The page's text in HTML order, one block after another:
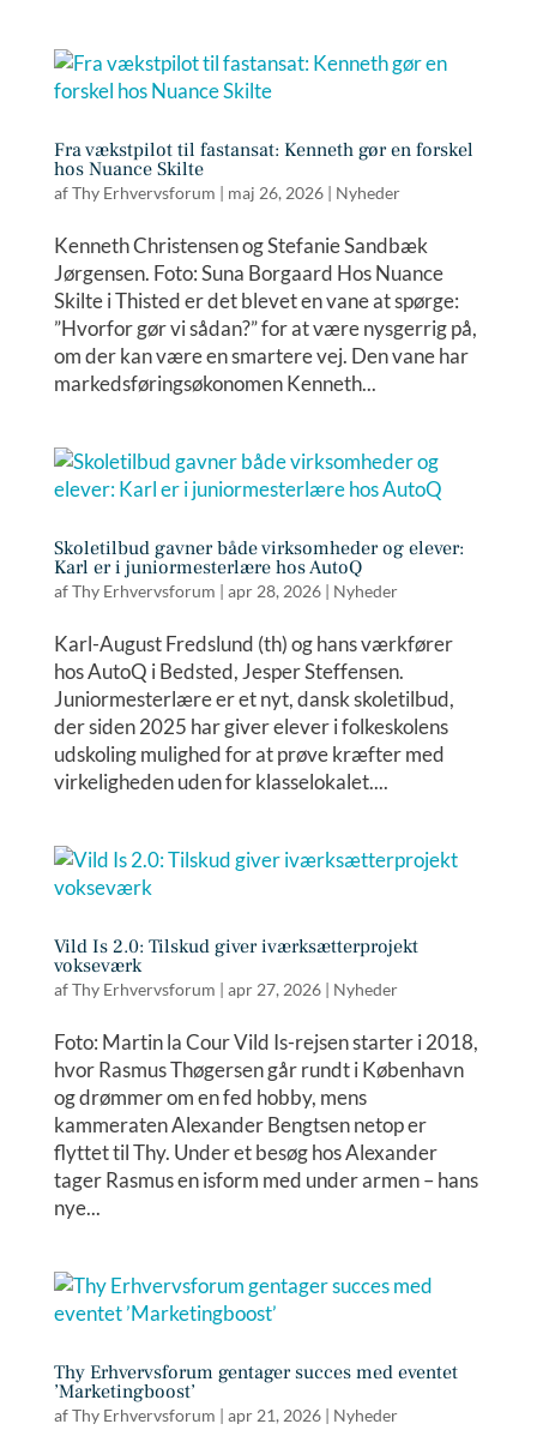
Fra vækstpilot til fastansat: Kenneth gør en forskel
hos Nuance Skilte
afThy Erhvervsforum | maj 26, 2026| Nyheder
Kenneth Christensen og Stefanie Sandbæk
Jørgensen. Foto: Suna Borgaard Hos Nuance
Skilte i Thisted er det blevet en vane at spørge:
”Hvorfor gør vi sådan?” for at være nysgerrig på,
om der kan være en smartere vej. Den vane har
markedsføringsøkonomen Kenneth...
Skoletilbud gavner både virksomheder og elever:
Karl er i juniormesterlære hos AutoQ
afThy Erhvervsforum | apr 28, 2026| Nyheder
Karl-August Fredslund (th) og hans værkfører
hos AutoQ i Bedsted, Jesper Steffensen.
Juniormesterlære er et nyt, dansk skoletilbud,
der siden 2025 har giver elever i folkeskolens
udskoling mulighed for at prøve kræfter med
virkeligheden uden for klasselokalet....
Vild Is 2.0: Tilskud giver iværksætterprojekt
vokseværk
afThy Erhvervsforum | apr 27, 2026| Nyheder
Foto: Martin la Cour Vild Is-rejsen starter i 2018,
hvor Rasmus Thøgersen går rundt i København
og drømmer om en fed hobby, mens
kammeraten Alexander Bengtsen netop er
flyttet til Thy. Under et besøg hos Alexander
tager Rasmus en isform med under armen – hans
nye...
Thy Erhvervsforum gentager succes med eventet
’Marketingboost’
afThy Erhvervsforum | apr 21, 2026| Nyheder